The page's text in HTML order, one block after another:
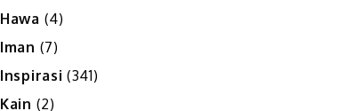
Hawa (4)
Iman (7)
Inspirasi (341)
Kain (2)